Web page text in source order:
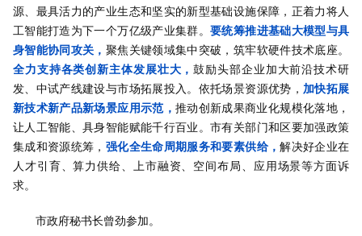
源、最具活力的产业生态和坚实的新型基础设施保障，正着力将人
工智能打造为下一个万亿级产业集群。要统筹推进基础大模型与具
身智能协同攻关， 聚焦关键领域集中突破，筑牢软硬件技术底座。
全力支持各类创新主体发展壮大，鼓励头部企业加大前沿技术研
发、中试产线建设与市场拓展投入。依托场景资源优势， 加快拓展
新技术新产品新场景应用示范， 推动创新成果商业化规模化落地，
让人工智能、具身智能赋能千行百业。市有关部门和区要加强政策
集成和资源统筹， 强化全生命周期服务和要素供给，解决好企业在
人才引育、算力供给、上市融资、空间布局、应用场景等方面诉
求。
市政府秘书长曾劲参加。